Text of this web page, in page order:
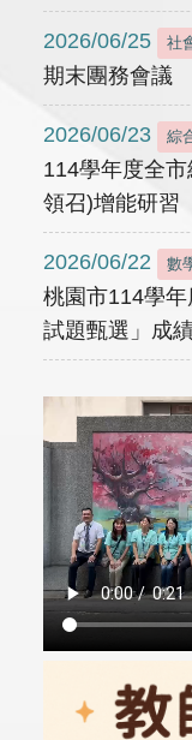
2026/06/25 社
期末團務會議
2026/06/23 綜
114學年度全
領召)增能研習
2026/06/22 數
桃園市114學
試題甄選」成